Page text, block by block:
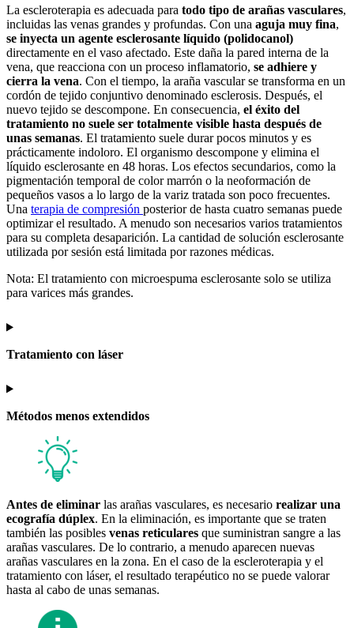
La escleroterapia es adecuada para todo tipo de arañas vasculares,
incluidas las venas grandes y profundas. Con una aguja muy fina,
se inyecta un agente esclerosante líquido (polidocanol)
directamente en el vaso afectado. Este daña la pared interna de la
vena, que reacciona con un proceso inflamatorio, se adhiere y
cierra la vena. Con el tiempo, la araña vascular se transforma en un
cordón de tejido conjuntivo denominado esclerosis. Después, el
nuevo tejido se descompone. En consecuencia, el éxito del
tratamiento no suele ser totalmente visible hasta después de
unas semanas. El tratamiento suele durar pocos minutos y es
prácticamente indoloro. El organismo descompone y elimina el
líquido esclerosante en 48 horas. Los efectos secundarios, como la
pigmentación temporal de color marrón o la neoformación de
pequeños vasos a lo largo de la variz tratada son poco frecuentes.
Una terapia de compresión posterior de hasta cuatro semanas puede
optimizar el resultado. A menudo son necesarios varios tratamientos
para su completa desaparición. La cantidad de solución esclerosante
utilizada por sesión está limitada por razones médicas.
Nota: El tratamiento con microespuma esclerosante solo se utiliza
para varices más grandes.
Tratamiento con láser
Métodos menos extendidos
Antes de eliminar las arañas vasculares, es necesario realizar una
ecografía dúplex. En la eliminación, es importante que se traten
también las posibles venas reticulares que suministran sangre a las
arañas vasculares. De lo contrario, a menudo aparecen nuevas
arañas vasculares en la zona. En el caso de la escleroterapia y el
tratamiento con láser, el resultado terapéutico no se puede valorar
hasta al cabo de unas semanas.